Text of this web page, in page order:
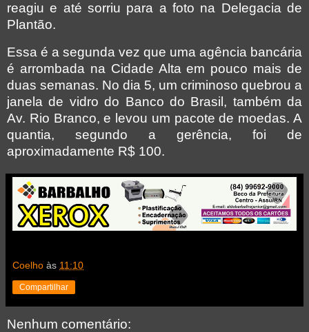
reagiu e até sorriu para a foto na Delegacia de
Plantão.
Essa é a segunda vez que uma agência bancária
é arrombada na Cidade Alta em pouco mais de
duas semanas. No dia 5, um criminoso quebrou a
janela de vidro do Banco do Brasil, também da
Av. Rio Branco, e levou um pacote de moedas. A
quantia, segundo a gerência, foi de
aproximadamente R$ 100.
Coelho às 11:10
Compartilhar
Nenhum comentário: